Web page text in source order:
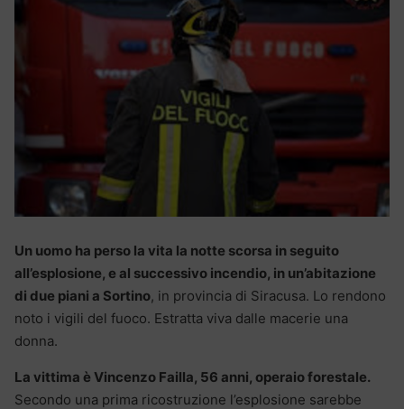
Un uomo ha perso la vita la notte scorsa in seguito
all’esplosione, e al successivo incendio, in un’abitazione
di due piani a Sortino, in provincia di Siracusa. Lo rendono
noto i vigili del fuoco. Estratta viva dalle macerie una
donna.
La vittima è Vincenzo Failla, 56 anni, operaio forestale.
Secondo una prima ricostruzione l’esplosione sarebbe